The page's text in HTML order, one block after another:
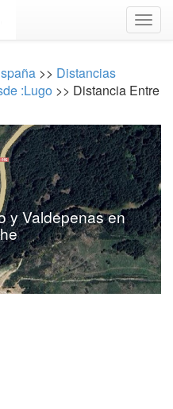
>> Distancias
:Lugo >> Distancia Entre
y Valdepenas en